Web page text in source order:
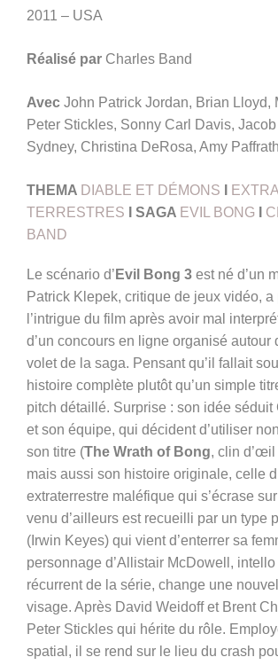
2011 – USA
Réalisé par Charles Band
Avec John Patrick Jordan, Brian Lloyd,
Peter Stickles, Sonny Carl Davis,
Sydney, Christina DeRosa, Amy Paffrath
THEMA DIABLE ET DÉMONS
TERRESTRES
SAGA EVIL BONG
BAND
Le scénario d’ Evil Bong 3 est né d’un
Patrick Klepek, critique de jeux vidéo, a
l’intrigue du film après avoir mal
d’un concours en ligne organisé autour
volet de la saga. Pensant qu’il fallait
histoire complète plutôt qu’un simple
pitch détaillé. Surprise : son idée séduit
et son équipe, qui décident d’utiliser
son titre (The Wrath of Bong, clin d’œil
mais aussi son histoire originale, celle
extraterrestre maléfique qui s’écrase sur
venu d’ailleurs est recueilli par un type
(Irwin Keyes) qui vient d’enterrer sa
personnage d’Allistair McDowell,
récurrent de la série, change une
visage. Après David Weidoff et Brent
Peter Stickles qui hérite du rôle.
spatial, il se rend sur le lieu du crash